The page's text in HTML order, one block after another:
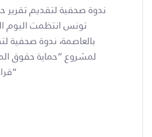
ندوة صحفية لتقديم تقرير
بالعاصمة، ندوة صحفية
لمشروع “حماية حقوق